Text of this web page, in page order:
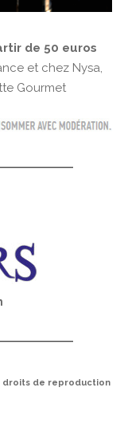
de 50 euros
et chez Nysa,
Gourmet
droits de reproduction